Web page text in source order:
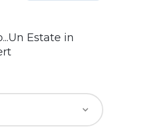
Estate in